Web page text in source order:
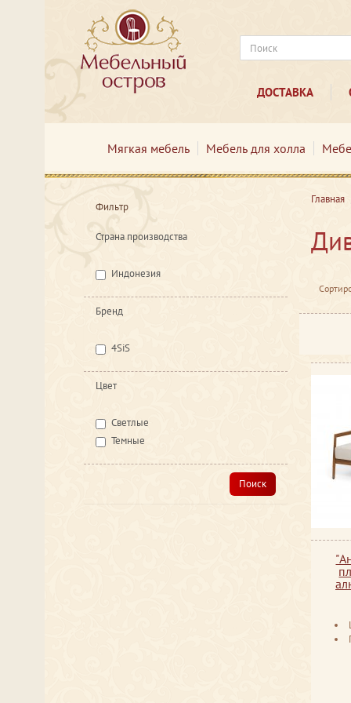
ДОСТАВКА
Мягкая мебель Мебель для холла
Фильтр
Страна производства
Индонезия
Бренд
4SiS
Цвет
Светлые
Темные
Поиск
Главная